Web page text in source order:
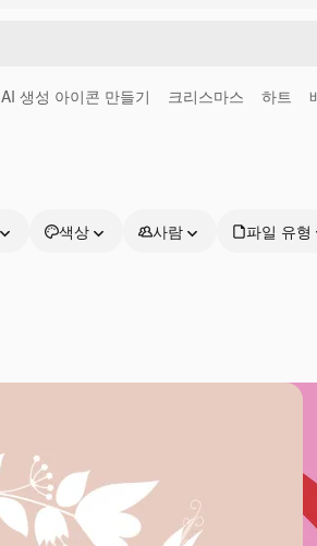
AI 생성 아이콘 만들기 크리스마스 하트
색상 사람 파일 유형
프로덕트
Spaces
Academy